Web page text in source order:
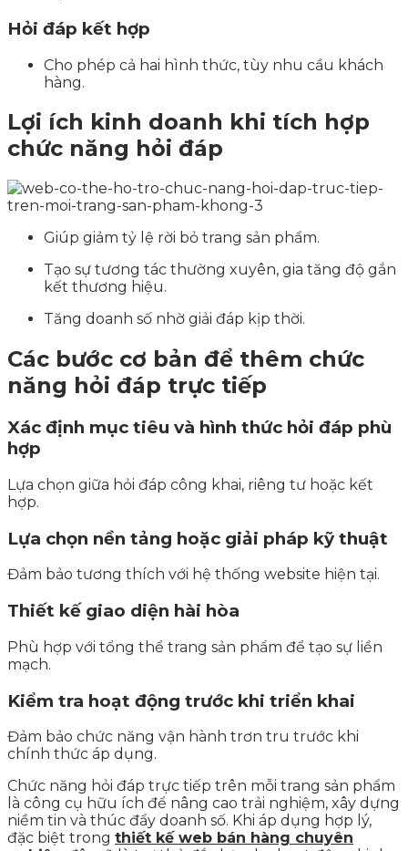
Hỏi đáp kết hợp
Cho phép cả hai hình thức, tùy nhu cầu khách
hàng.
Lợi ích kinh doanh khi tích hợp
chức năng hỏi đáp
Giúp giảm tỷ lệ rời bỏ trang sản phẩm.
Tạo sự tương tác thường xuyên, gia tăng độ gắn
kết thương hiệu.
Tăng doanh số nhờ giải đáp kịp thời.
Các bước cơ bản để thêm chức
năng hỏi đáp trực tiếp
Xác định mục tiêu và hình thức hỏi đáp phù
hợp
Lựa chọn giữa hỏi đáp công khai, riêng tư hoặc kết
hợp.
Lựa chọn nền tảng hoặc giải pháp kỹ thuật
Đảm bảo tương thích với hệ thống website hiện tại.
Thiết kế giao diện hài hòa
Phù hợp với tổng thể trang sản phẩm để tạo sự liền
mạch.
Kiểm tra hoạt động trước khi triển khai
Đảm bảo chức năng vận hành trơn tru trước khi
chính thức áp dụng.
Chức năng hỏi đáp trực tiếp trên mỗi trang sản phẩm
là công cụ hữu ích để nâng cao trải nghiệm, xây dựng
niềm tin và thúc đẩy doanh số. Khi áp dụng hợp lý,
đặc biệt trong thiết kế web bán hàng chuyên